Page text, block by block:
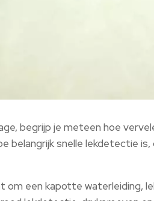
begrijp je meteen hoe
belangrijk snelle lekdetectie
om een kapotte waterleiding,